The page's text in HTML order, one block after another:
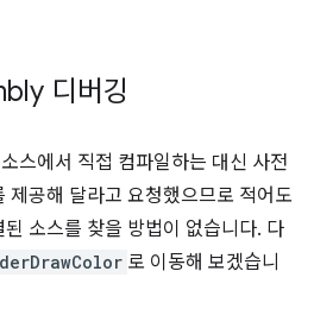
디버깅
스에서 직접 컴파일하는 대신 사전
제공해 달라고 요청했으므로 적어도
소스를 찾을 방법이 없습니다. 다
로 이동해 보겠습니